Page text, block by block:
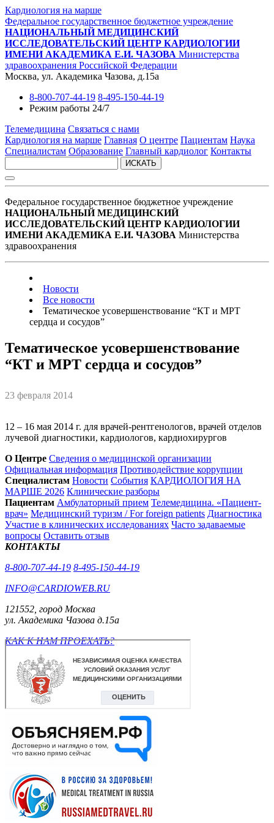
Кардиология на марше
Федеральное государственное бюджетное учреждение
НАЦИОНАЛЬНЫЙ МЕДИЦИНСКИЙ
ИССЛЕДОВАТЕЛЬСКИЙ ЦЕНТР КАРДИОЛОГИИ
ИМЕНИ АКАДЕМИКА Е.И. ЧАЗОВА Министерства
здравоохранения Российской Федерации
Москва, ул. Академика Чазова, д.15а
8-800-707-44-19 8-495-150-44-19
Режим работы 24/7
Телемедицина Связаться с нами
Кардиология на марше Главная О центре Пациентам Наука
Специалистам Образование Главный кардиолог Контакты
ИСКАТЬ
Федеральное государственное бюджетное учреждение
НАЦИОНАЛЬНЫЙ МЕДИЦИНСКИЙ
ИССЛЕДОВАТЕЛЬСКИЙ ЦЕНТР КАРДИОЛОГИИ
ИМЕНИ АКАДЕМИКА Е.И. ЧАЗОВА Министерства
здравоохранения
Новости
Все новости
Тематическое усовершенствование “КТ и МРТ
сердца и сосудов”
Тематическое усовершенствование
“КТ и МРТ сердца и сосудов”
23 февраля 2014
12 – 16 мая 2014 г. для врачей-рентгенологов, врачей отделов
лучевой диагностики, кардиологов, кардиохирургов
О Центре Сведения о медицинской организации
Официальная информация Противодействие коррупции
Специалистам Новости События КАРДИОЛОГИЯ НА
МАРШЕ 2026 Клинические разборы
Пациентам Амбулаторный прием Телемедицина. «Пациент-
врач» Медицинский туризм / For foreign patients Диагностика
Участие в клинических исследованиях Часто задаваемые
вопросы Оставить отзыв
КОНТАКТЫ
8-800-707-44-19 8-495-150-44-19
INFO@CARDIOWEB.RU
121552, город Москва
ул. Академика Чазова д.15а
КАК К НАМ ПРОЕХАТЬ?